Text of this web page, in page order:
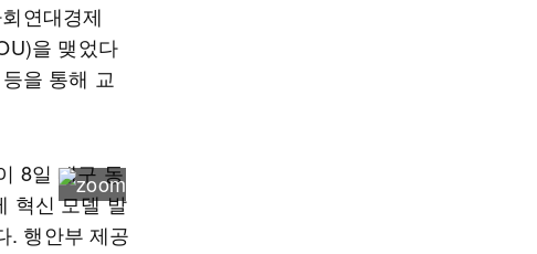
연대경제
을 맺었다
을 통해 교